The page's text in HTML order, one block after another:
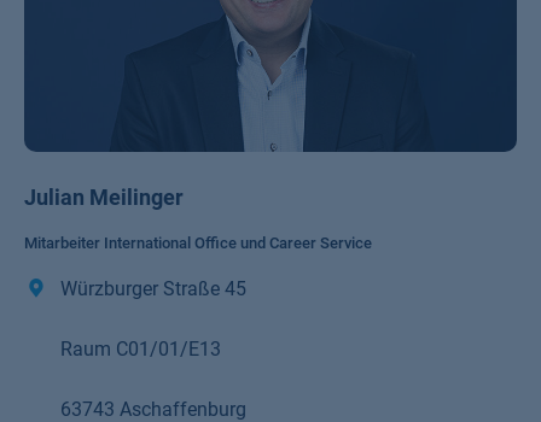
Julian Meilinger
Mitarbeiter International Office und Career Service
Würzburger Straße 45
Raum C01/01/E13
63743 Aschaffenburg